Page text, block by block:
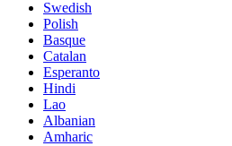
Swedish
Polish
Basque
Catalan
Esperanto
Hindi
Lao
Albanian
Amharic